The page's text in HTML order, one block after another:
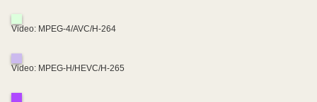
Video: MPEG-4/AVC/H-264
Video: MPEG-H/HEVC/H-265